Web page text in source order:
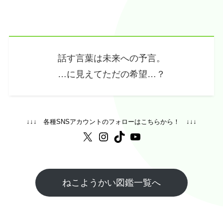
話す言葉は未来への予言。
…に見えてただの希望…？
↓↓↓ 各種SNSアカウントのフォローはこちらから！ ↓↓↓
X Instagram
TikTokYouTube
ねこようかい図鑑一覧へ